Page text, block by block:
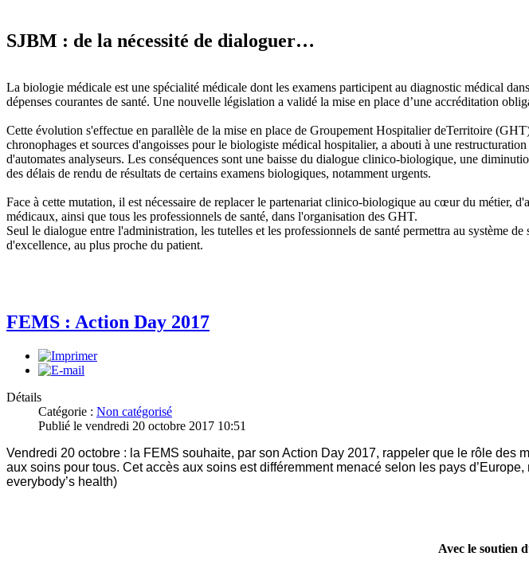
SJBM : de la nécessité de dialoguer…
La biologie médicale est une spécialité médicale dont les examens participent au diagnostic médical
dépenses courantes de santé. Une nouvelle législation a validé la mise en place d’une accréditation
Cette évolution s'effectue en parallèle de la mise en place de Groupement Hospitalier deTerritoire
chronophages et sources d'angoisses pour le biologiste médical hospitalier, a abouti à une
d'automates analyseurs. Les conséquences sont une baisse du dialogue clinico-biologique, une
des délais de rendu de résultats de certains examens biologiques, notamment urgents.
Face à cette mutation, il est nécessaire de replacer le partenariat clinico-biologique au cœur du métier,
médicaux, ainsi que tous les professionnels de santé, dans l'organisation des GHT.
Seul le dialogue entre l'administration, les tutelles et les professionnels de santé permettra au système
d'excellence, au plus proche du patient.
FEMS : Action Day 2017
Détails
Catégorie : Non catégorisé
Publié le vendredi 20 octobre 2017 10:51
Vendredi 20 octobre : la FEMS souhaite, par son Action Day 2017, rappeler que le rôle
aux soins pour tous. Cet accès aux soins est différemment menacé selon les pays
everybody’s health)
Avec le soutien